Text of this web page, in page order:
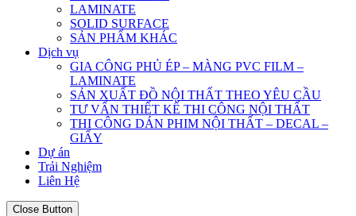
LAMINATE
SOLID SURFACE
SẢN PHẨM KHÁC
Dịch vụ
GIA CÔNG PHỦ ÉP – MÀNG PVC FILM –
LAMINATE
SẢN XUẤT ĐỒ NỘI THẤT THEO YÊU CẦU
TƯ VẤN THIẾT KẾ THI CÔNG NỘI THẤT
THI CÔNG DÁN PHIM NỘI THẤT – DECAL –
GIẤY
Dự án
Trải Nghiệm
Liên Hệ
Close Button